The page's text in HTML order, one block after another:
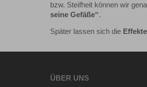
bzw. Steifheit können wir
seine Gefäße“.
Später lassen sich die
ÜBER UNS